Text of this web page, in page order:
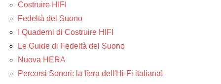
Costruire HIFI
Fedeltà del Suono
I Quaderni di Costruire HIFI
Le Guide di Fedeltà del Suono
Nuova HERA
Percorsi Sonori: la fiera dell'Hi-Fi italiana!